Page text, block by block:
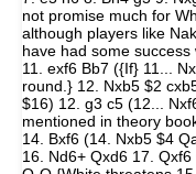
not promise much for
although players like
have had some
11. exf6 Bb7 ({If} 11...
round.} 12. Nxb5 $2
$16) 12. g3 c5 (12...
mentioned in theory
14. Bxf6 (14. Nxb5 $4
16. Nd6+ Qxd6 17.